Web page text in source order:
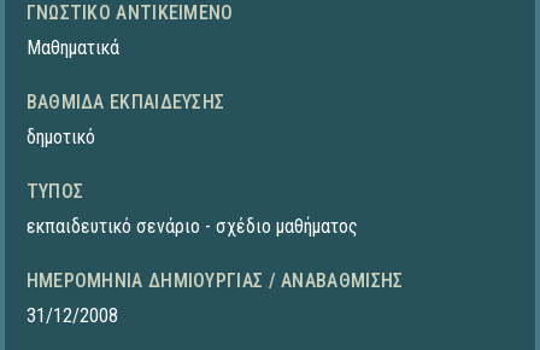
ΓΝΩΣΤΙΚΌ ΑΝΤΙΚΕΊΜΕΝΟ
Μαθηματικά
ΒΑΘΜΊΔΑ ΕΚΠΑΊΔΕΥΣΗΣ
δημοτικό
ΤΎΠΟΣ
εκπαιδευτικό σενάριο - σχέδιο μαθήματος
ΗΜΕΡΟΜΗΝΊΑ ΔΗΜΙΟΥΡΓΊΑΣ / ΑΝΑΒΆΘΜΙΣΗΣ
31/12/2008